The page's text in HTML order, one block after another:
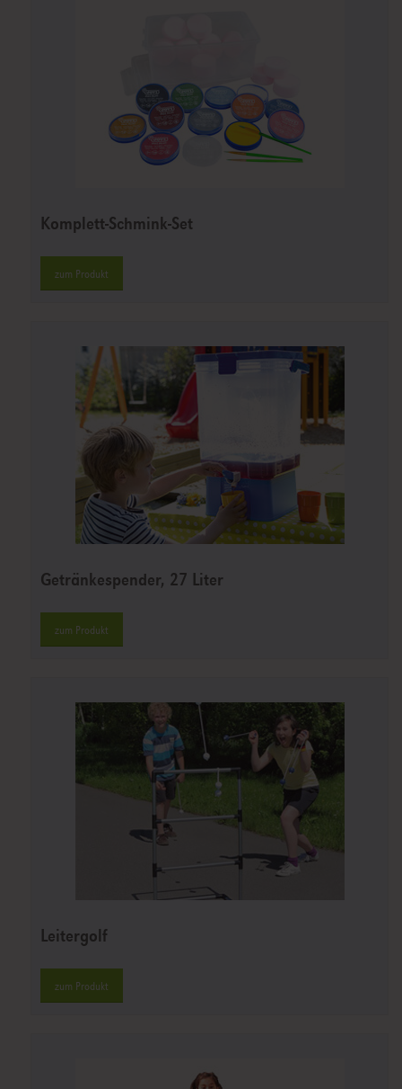
Komplett-Schmink-Set
zum Produkt
Getränkespender, 27 Liter
zum Produkt
Leitergolf
zum Produkt